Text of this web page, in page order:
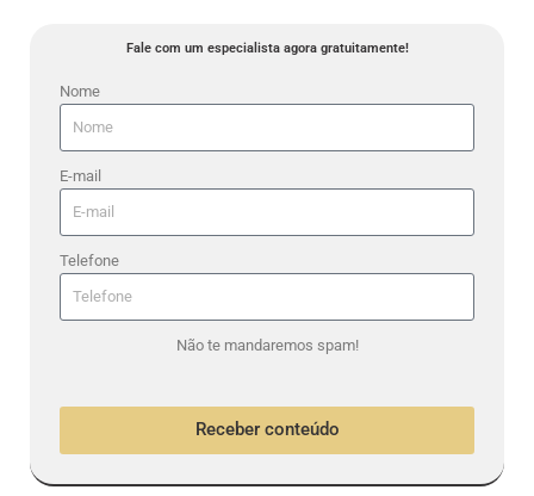
Fale com um especialista agora gratuitamente!
Nome
E-mail
Telefone
Não te mandaremos spam!
Receber conteúdo